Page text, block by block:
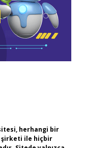
herhangi bir
şirketi ile hiçbir